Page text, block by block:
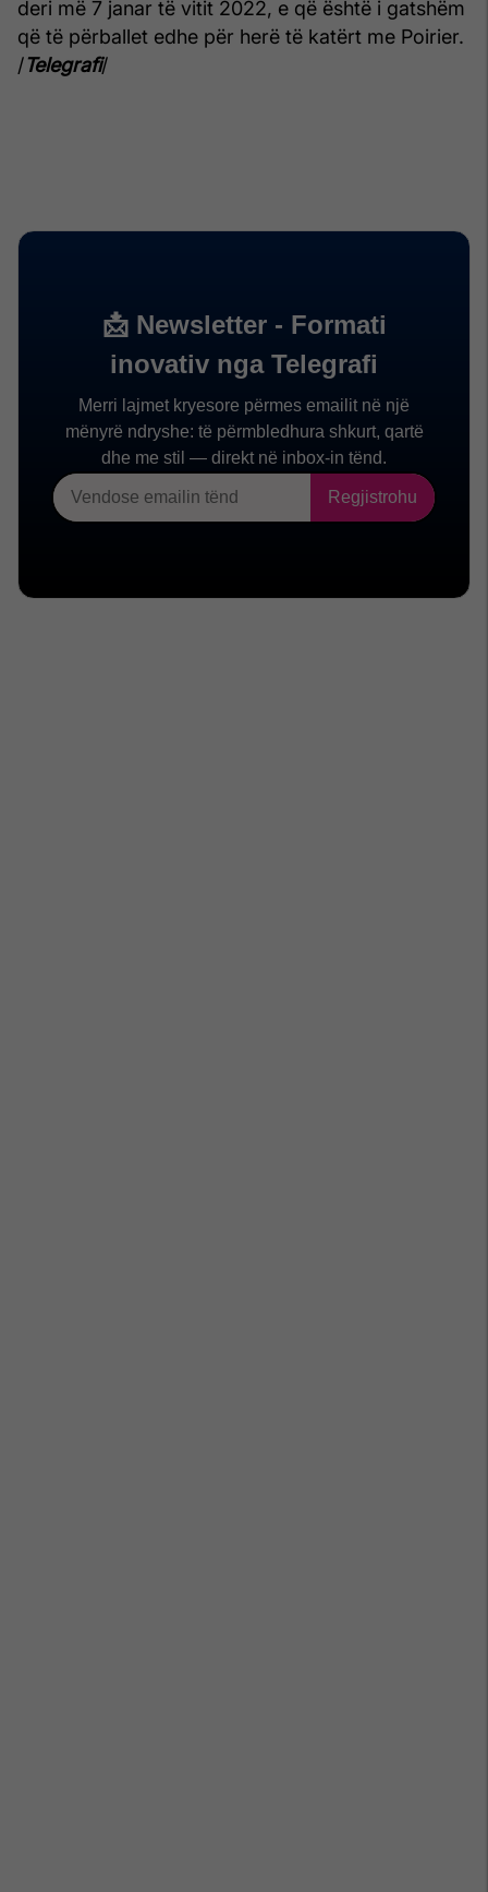
deri më 7 janar të vitit 2022, e që është i gatshëm
që të përballet edhe për herë të katërt me Poirier.
/Telegrafi/